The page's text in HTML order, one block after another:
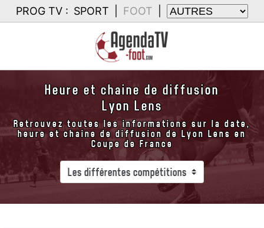
PROG TV : SPORT FOOT
Heure et chaine de diffusion
Lyon Lens
Retrouvez toutes les informations sur la date,
heure et chaine de diffusion de Lyon Lens en
Coupe de France